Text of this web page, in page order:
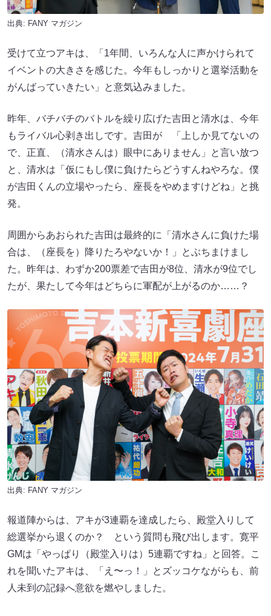
出典: FANY マガジン
受けて立つアキは、「1年間、いろんな人に声かけられて
イベントの大きさを感じた。今年もしっかりと選挙活動を
がんばっていきたい」と意気込みました。
昨年、バチバチのバトルを繰り広げた吉田と清水は、今年
もライバル心剥き出しです。吉田が 「上しか見てないの
で、正直、（清水さんは）眼中にありません」と言い放つ
と、清水は「仮にもし僕に負けたらどうすんねやろな。僕
が吉田くんの立場やったら、座長をやめますけどね」と挑
発。
周囲からあおられた吉田は最終的に「清水さんに負けた場
合は、（座長を）降りたろやないか！」とぶちまけまし
た。昨年は、わずか200票差で吉田が8位、清水が9位でし
たが、果たして今年はどちらに軍配が上がるのか……？
出典: FANY マガジン
報道陣からは、アキが3連覇を達成したら、殿堂入りして
総選挙から退くのか？ という質問も飛び出します。寛平
GMは「やっぱり（殿堂入りは）5連覇ですね」と回答。こ
れを聞いたアキは、「え〜っ！」とズッコケながらも、前
人未到の記録へ意欲を燃やしました。